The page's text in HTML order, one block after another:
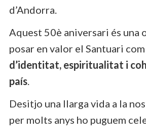
d’Andorra.
Aquest 50è aniversari és
posar en valor el Santuari com
d’identitat, espiritualitat i
país.
Desitjo una llarga vida a la
per molts anys ho puguem